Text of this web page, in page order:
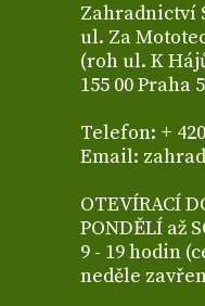
Zahradnictví
ul. Za
(roh ul. K
155 00 Praha
Telefon: +
Email:
OTEVÍRACÍ
PONDĚLÍ až
9 - 19 hodin
neděle